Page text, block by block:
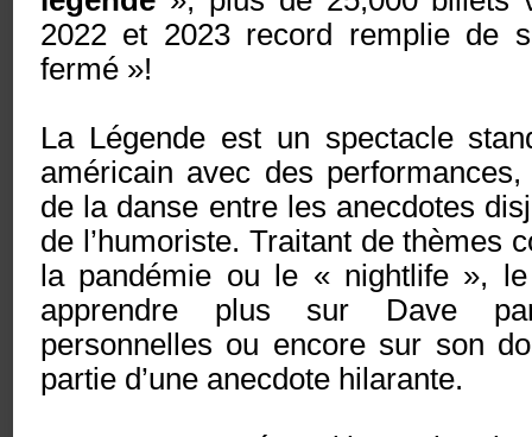
2022 et 2023 record remplie de
fermé »!
La Légende est un spectacle
américain avec des
de la danse entre les anecdotes
de l’humoriste. Traitant de thèmes
la pandémie ou le « nightlife »,
apprendre plus sur Dave
personnelles ou encore sur son
partie d’une anecdote hilarante.